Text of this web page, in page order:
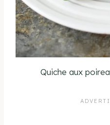
Quiche aux